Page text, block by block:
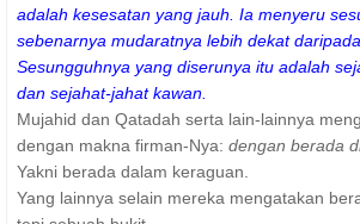
adalah kesesatan yang jauh. Ia menyeru
sebenarnya mudaratnya lebih dekat
Sesungguhnya yang diserunya itu adalah
dan sejahat-jahat kawan.
Mujahid dan Qatadah serta lain-lainnya
dengan makna firman-Nya: dengan berada
Yakni berada dalam keraguan.
Yang lainnya selain mereka mengatakan